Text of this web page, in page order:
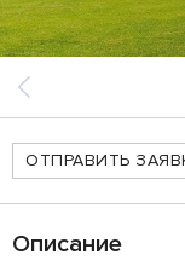
ОТПРАВИТЬ
Описание